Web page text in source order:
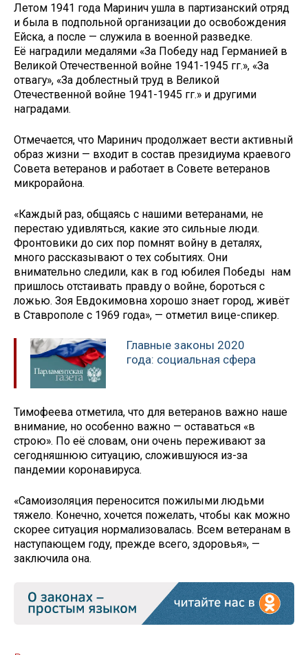
Летом 1941 года Маринич ушла в партизанский отряд
и была в подпольной организации до освобождения
Ейска, а после — служила в военной разведке.
Её наградили медалями «За Победу над Германией в
Великой Отечественной войне 1941-1945 гг.», «За
отвагу», «За доблестный труд в Великой
Отечественной войне 1941-1945 гг.» и другими
наградами.
Отмечается, что Маринич продолжает вести активный
образ жизни — входит в состав президиума краевого
Совета ветеранов и работает в Совете ветеранов
микрорайона.
«Каждый раз, общаясь с нашими ветеранами, не
перестаю удивляться, какие это сильные люди.
Фронтовики до сих пор помнят войну в деталях,
много рассказывают о тех событиях. Они
внимательно следили, как в год юбилея Победы нам
пришлось отстаивать правду о войне, бороться с
ложью. Зоя Евдокимовна хорошо знает город, живёт
в Ставрополе с 1969 года», — отметил вице-спикер.
Главные законы 2020
года: социальная сфера
Тимофеева отметила, что для ветеранов важно наше
внимание, но особенно важно — оставаться «в
строю». По её словам, они очень переживают за
сегодняшнюю ситуацию, сложившуюся из-за
пандемии коронавируса.
«Самоизоляция переносится пожилыми людьми
тяжело. Конечно, хочется пожелать, чтобы как можно
скорее ситуация нормализовалась. Всем ветеранам в
наступающем году, прежде всего, здоровья», —
заключила она.